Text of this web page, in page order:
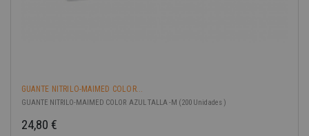
GUANTE NITRILO-MAIMED COLOR...
GUANTE NITRILO-MAIMED COLOR AZUL TALLA -M (200 Unidades )
24,80 €